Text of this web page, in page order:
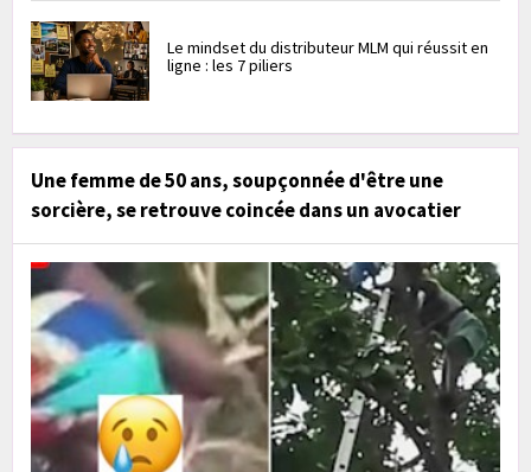
Le mindset du distributeur MLM qui réussit en
ligne : les 7 piliers
Une femme de 50 ans, soupçonnée d'être une
sorcière, se retrouve coincée dans un avocatier